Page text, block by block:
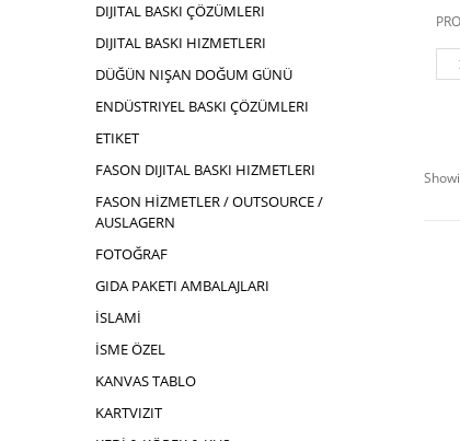
DIJITAL BASKI ÇÖZÜMLERI
DIJITAL BASKI HIZMETLERI
DÜĞÜN NIŞAN DOĞUM GÜNÜ
ENDÜSTRIYEL BASKI ÇÖZÜMLERI
ETIKET
FASON DIJITAL BASKI HIZMETLERI
FASON HİZMETLER / OUTSOURCE /
AUSLAGERN
FOTOĞRAF
GIDA PAKETI AMBALAJLARI
İSLAMİ
İSME ÖZEL
KANVAS TABLO
KARTVIZIT